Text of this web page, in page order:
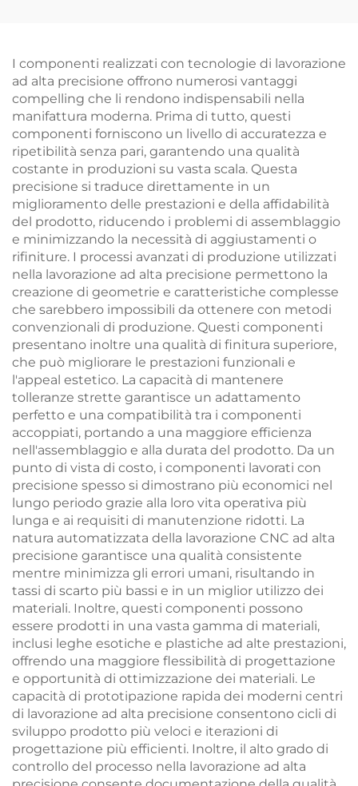
I componenti realizzati con tecnologie di lavorazione
ad alta precisione offrono numerosi vantaggi
compelling che li rendono indispensabili nella
manifattura moderna. Prima di tutto, questi
componenti forniscono un livello di accuratezza e
ripetibilità senza pari, garantendo una qualità
costante in produzioni su vasta scala. Questa
precisione si traduce direttamente in un
miglioramento delle prestazioni e della affidabilità
del prodotto, riducendo i problemi di assemblaggio
e minimizzando la necessità di aggiustamenti o
rifiniture. I processi avanzati di produzione utilizzati
nella lavorazione ad alta precisione permettono la
creazione di geometrie e caratteristiche complesse
che sarebbero impossibili da ottenere con metodi
convenzionali di produzione. Questi componenti
presentano inoltre una qualità di finitura superiore,
che può migliorare le prestazioni funzionali e
l'appeal estetico. La capacità di mantenere
tolleranze strette garantisce un adattamento
perfetto e una compatibilità tra i componenti
accoppiati, portando a una maggiore efficienza
nell'assemblaggio e alla durata del prodotto. Da un
punto di vista di costo, i componenti lavorati con
precisione spesso si dimostrano più economici nel
lungo periodo grazie alla loro vita operativa più
lunga e ai requisiti di manutenzione ridotti. La
natura automatizzata della lavorazione CNC ad alta
precisione garantisce una qualità consistente
mentre minimizza gli errori umani, risultando in
tassi di scarto più bassi e in un miglior utilizzo dei
materiali. Inoltre, questi componenti possono
essere prodotti in una vasta gamma di materiali,
inclusi leghe esotiche e plastiche ad alte prestazioni,
offrendo una maggiore flessibilità di progettazione
e opportunità di ottimizzazione dei materiali. Le
capacità di prototipazione rapida dei moderni centri
di lavorazione ad alta precisione consentono cicli di
sviluppo prodotto più veloci e iterazioni di
progettazione più efficienti. Inoltre, il alto grado di
controllo del processo nella lavorazione ad alta